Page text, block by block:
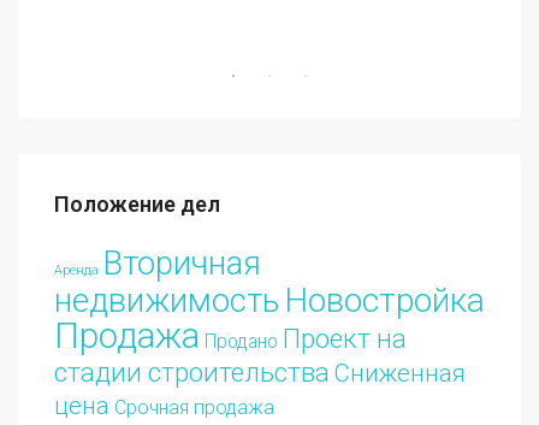
Положение дел
Аренда Вторичная
недвижимость Новостройка
Продажа Продано Проект на
стадии строительства Сниженная
цена Срочная продажа